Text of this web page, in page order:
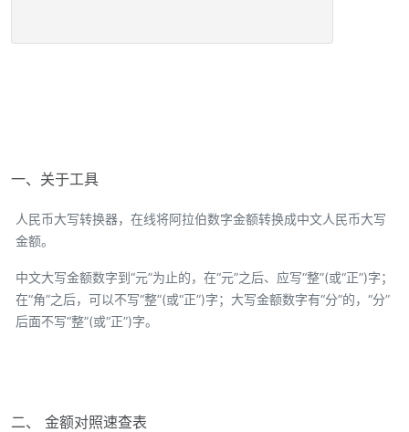
一、关于工具
人民币大写转换器，在线将阿拉伯数字金额转换成中文人民币大写
金额。
中文大写金额数字到“元”为止的，在“元”之后、应写“整”(或“正”)字；
在“角”之后，可以不写“整”(或“正”)字；大写金额数字有“分”的，“分”
后面不写“整”(或“正”)字。
二、 金额对照速查表